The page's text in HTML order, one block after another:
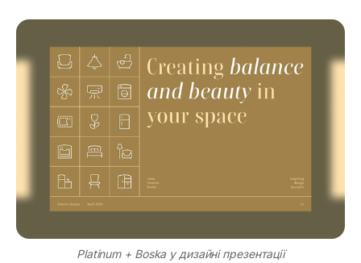
Platinum + Boska у дизайні презентації